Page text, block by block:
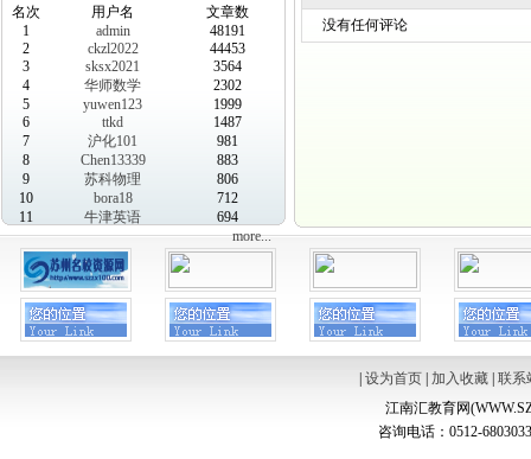
名次 用户名
文章数
1
admin
48191
2
ckzl2022
44453
3
sksx2021
3564
4
华师数学
2302
5
yuwen123
1999
6
ttkd
1487
7
沪化101
981
8
Chen13339
883
9
苏科物理
806
10
bora18
712
11
牛津英语
694
more...
没有任何评论
设为首页| 加入收藏| 联系
江南汇教育网
咨询电话：0512-